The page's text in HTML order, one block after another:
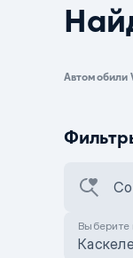
Автомобили
Выберите